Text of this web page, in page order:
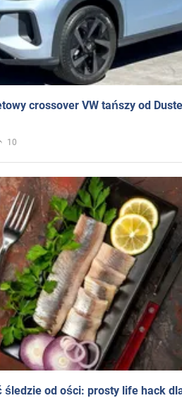
crossover VW tańszy od
10
od ości: prosty life hack